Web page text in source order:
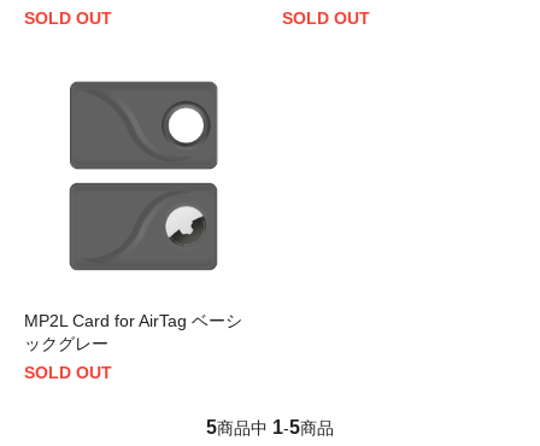
SOLD OUT
SOLD OUT
MP2L Card for AirTag ベーシ
ックグレー
SOLD OUT
5商品中 1-5商品